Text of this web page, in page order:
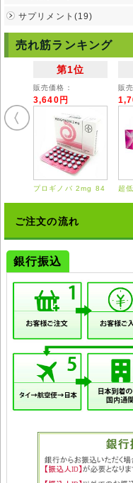
見解 と異なる場合があります
ださい。
◆詳細は掛かり付けの医師ま
◆弊社ではどのような責任も
サプリメント(19)
売れ筋ランキング
第1位
販売価格：
3,640円
プロギノバ 2mg 84
販
超
ご注文の流れ
銀行振込